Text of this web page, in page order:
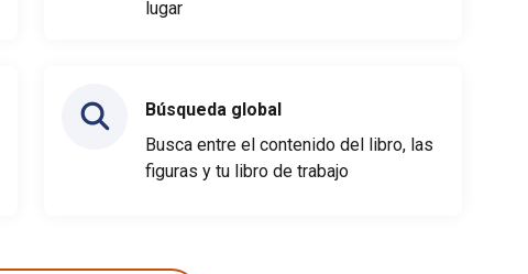
lugar
Búsqueda global
Busca entre el contenido del libro, las
figuras y tu libro de trabajo